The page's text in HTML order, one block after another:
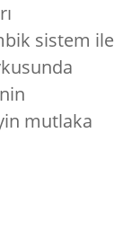
sistem ile
mutlaka